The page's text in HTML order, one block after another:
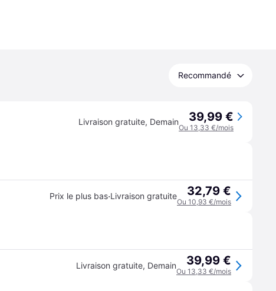
Recommandé
Livraison gratuite, Demain 39,99 €
Ou 13,33 €/mois
Prix le plus bas·Livraison gratuite 32,79 €
Ou 10,93 €/mois
Livraison gratuite, Demain 39,99 €
Ou 13,33 €/mois